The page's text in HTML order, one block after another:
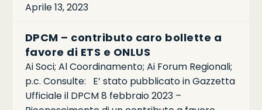
Aprile 13, 2023
DPCM – contributo caro bollette a
favore di ETS e ONLUS
Ai Soci; Al Coordinamento; Ai Forum Regionali;
p.c. Consulte: E’ stato pubblicato in Gazzetta
Ufficiale il DPCM 8 febbraio 2023 –